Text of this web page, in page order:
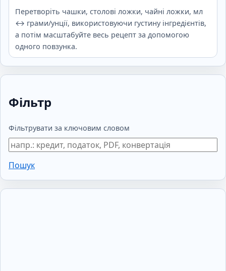
Перетворіть чашки, столові ложки, чайні ложки, мл
↔ грами/унції, використовуючи густину інгредієнтів,
а потім масштабуйте весь рецепт за допомогою
одного повзунка.
Фільтр
Фільтрувати за ключовим словом
Пошук